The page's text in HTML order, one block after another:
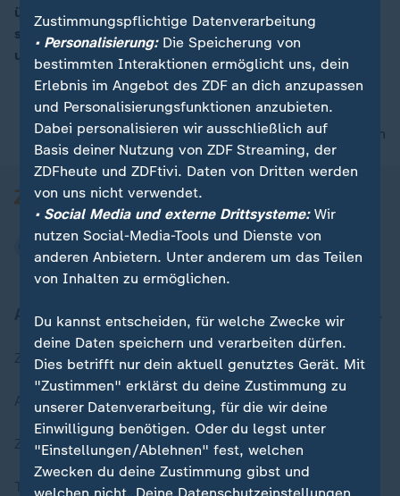
00:17
über Präsident Trumps Friedensplan beraten. Trotz
strittiger Punkte gibt es Hoffnung auf eine Waffenruhe
und Geiselfreilassung.
nach oben
Aktuell bei ZDFheute
Zuletzt veröffentlicht
Aktuelle Sendungs-Videos
ZDFheute Stories
Themen im Überblick
Zustimmungspflichtige Datenverarbeitung
• Personalisierung:Die Speicherung von
bestimmten Interaktionen ermöglicht uns, dein
Erlebnis im Angebot des ZDF an dich anzupassen
und Personalisierungsfunktionen anzubieten.
Dabei personalisieren wir ausschließlich auf
Basis deiner Nutzung von ZDF Streaming, der
ZDFheute und ZDFtivi. Daten von Dritten werden
von uns nicht verwendet.
• Social Media und externe Drittsysteme:Wir
nutzen Social-Media-Tools und Dienste von
anderen Anbietern. Unter anderem um das Teilen
von Inhalten zu ermöglichen.
Du kannst entscheiden, für welche Zwecke wir
deine Daten speichern und verarbeiten dürfen.
Dies betrifft nur dein aktuell genutztes Gerät. Mit
"Zustimmen" erklärst du deine Zustimmung zu
unserer Datenverarbeitung, für die wir deine
Einwilligung benötigen. Oder du legst unter
"Einstellungen/Ablehnen" fest, welchen
Zwecken du deine Zustimmung gibst und
welchen nicht. Deine Datenschutzeinstellungen